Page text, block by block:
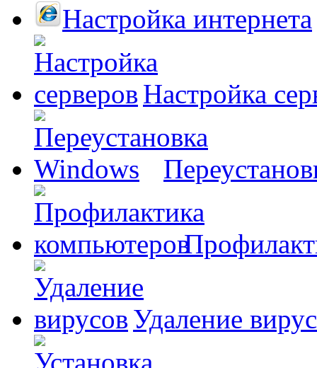
Настройка интернета
Настройка
Удаление